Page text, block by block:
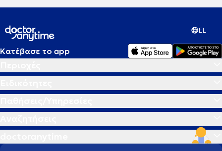
EL
Κατέβασε το app